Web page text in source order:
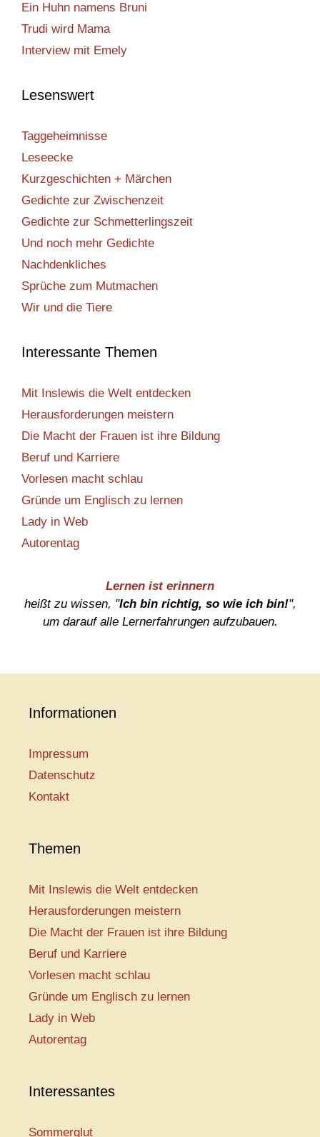
Ein Huhn namens Bruni
Trudi wird Mama
Interview mit Emely
Lesenswert
Taggeheimnisse
Leseecke
Kurzgeschichten + Märchen
Gedichte zur Zwischenzeit
Gedichte zur Schmetterlingszeit
Und noch mehr Gedichte
Nachdenkliches
Sprüche zum Mutmachen
Wir und die Tiere
Interessante Themen
Mit Inslewis die Welt entdecken
Herausforderungen meistern
Die Macht der Frauen ist ihre Bildung
Beruf und Karriere
Vorlesen macht schlau
Gründe um Englisch zu lernen
Lady in Web
Autorentag
Lernen ist erinnern
heißt zu wissen, "Ich bin richtig, so wie ich bin!",
um darauf alle Lernerfahrungen aufzubauen.
Informationen
Impressum
Datenschutz
Kontakt
Themen
Mit Inslewis die Welt entdecken
Herausforderungen meistern
Die Macht der Frauen ist ihre Bildung
Beruf und Karriere
Vorlesen macht schlau
Gründe um Englisch zu lernen
Lady in Web
Autorentag
Interessantes
Sommerglut